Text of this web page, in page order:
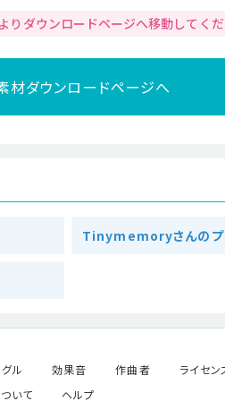
ダウンロードページへ移動してくだ
材ダウンロードページへ
Tinymemoryさんのプ
ル 効果音 作曲者 ライセン
いて
ヘルプ